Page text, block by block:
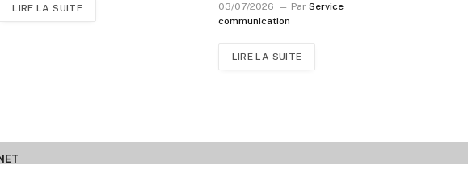
LIRE LA SUITE 03/07/2026 Par Service
communication
LIRE LA SUITE